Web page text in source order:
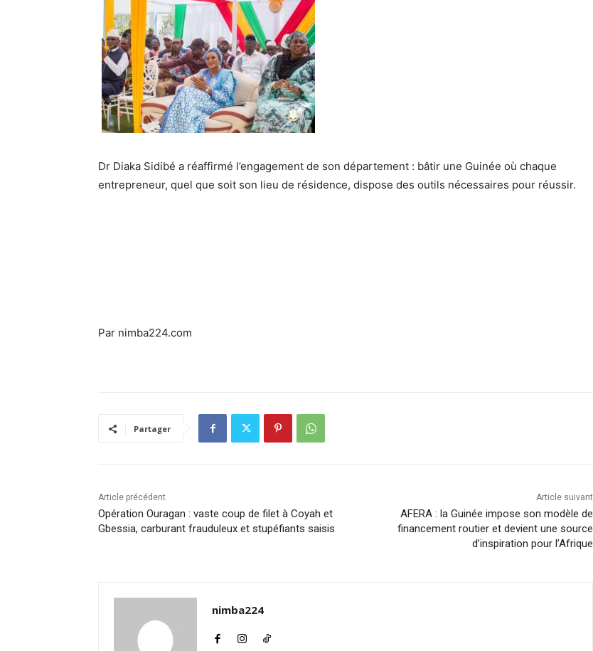
Dr Diaka Sidibé a réaffirmé l’engagement de son département : bâtir une Guinée où chaque
entrepreneur, quel que soit son lieu de résidence, dispose des outils nécessaires pour réussir.
Par nimba224.com
Partager
Article précédent
Opération Ouragan : vaste coup de filet à Coyah et
Gbessia, carburant frauduleux et stupéfiants saisis
Article suivant
AFERA : la Guinée impose son modèle de
financement routier et devient une source
d’inspiration pour l’Afrique
nimba224